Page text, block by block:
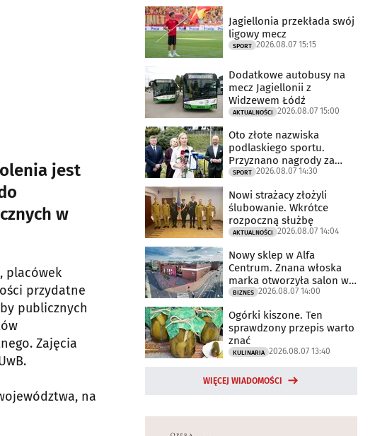
jest
w
placówek
przydatne
publicznych
Zajęcia
na
Jagiellonia przekłada swój
ligowy mecz
SPORT 2026.08.07 15:15
Dodatkowe autobusy na
mecz Jagiellonii z
Widzewem Łódź
AKTUALNOŚCI 2026.08.07 15:00
Oto złote nazwiska
podlaskiego sportu.
Przyznano nagrody za
2025 rok
SPORT 2026.08.07 14:30
Nowi strażacy złożyli
ślubowanie. Wkrótce
rozpoczną służbę
AKTUALNOŚCI 2026.08.07 14:04
Nowy sklep w Alfa
Centrum. Znana włoska
marka otworzyła salon w
Białymstoku
BIZNES 2026.08.07 14:00
Ogórki kiszone. Ten
sprawdzony przepis warto
znać
KULINARIA 2026.08.07 13:40
WIĘCEJ WIADOMOŚCI